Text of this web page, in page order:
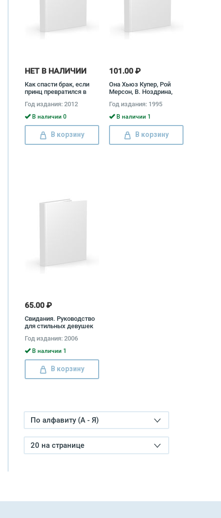
НЕТ В НАЛИЧИИ
Как спасти брак, если
принц превратился в
Год издания: 2012
В наличии 0
В корзину
101.00 ₽
Она Хьюз Купер, Рой
Мерсон, В. Ноздрина,
Год издания: 1995
В наличии 1
В корзину
65.00 ₽
Свидания. Руководство
для стильных девушек
Год издания: 2006
В наличии 1
В корзину
По алфавиту (А - Я)
20 на странице